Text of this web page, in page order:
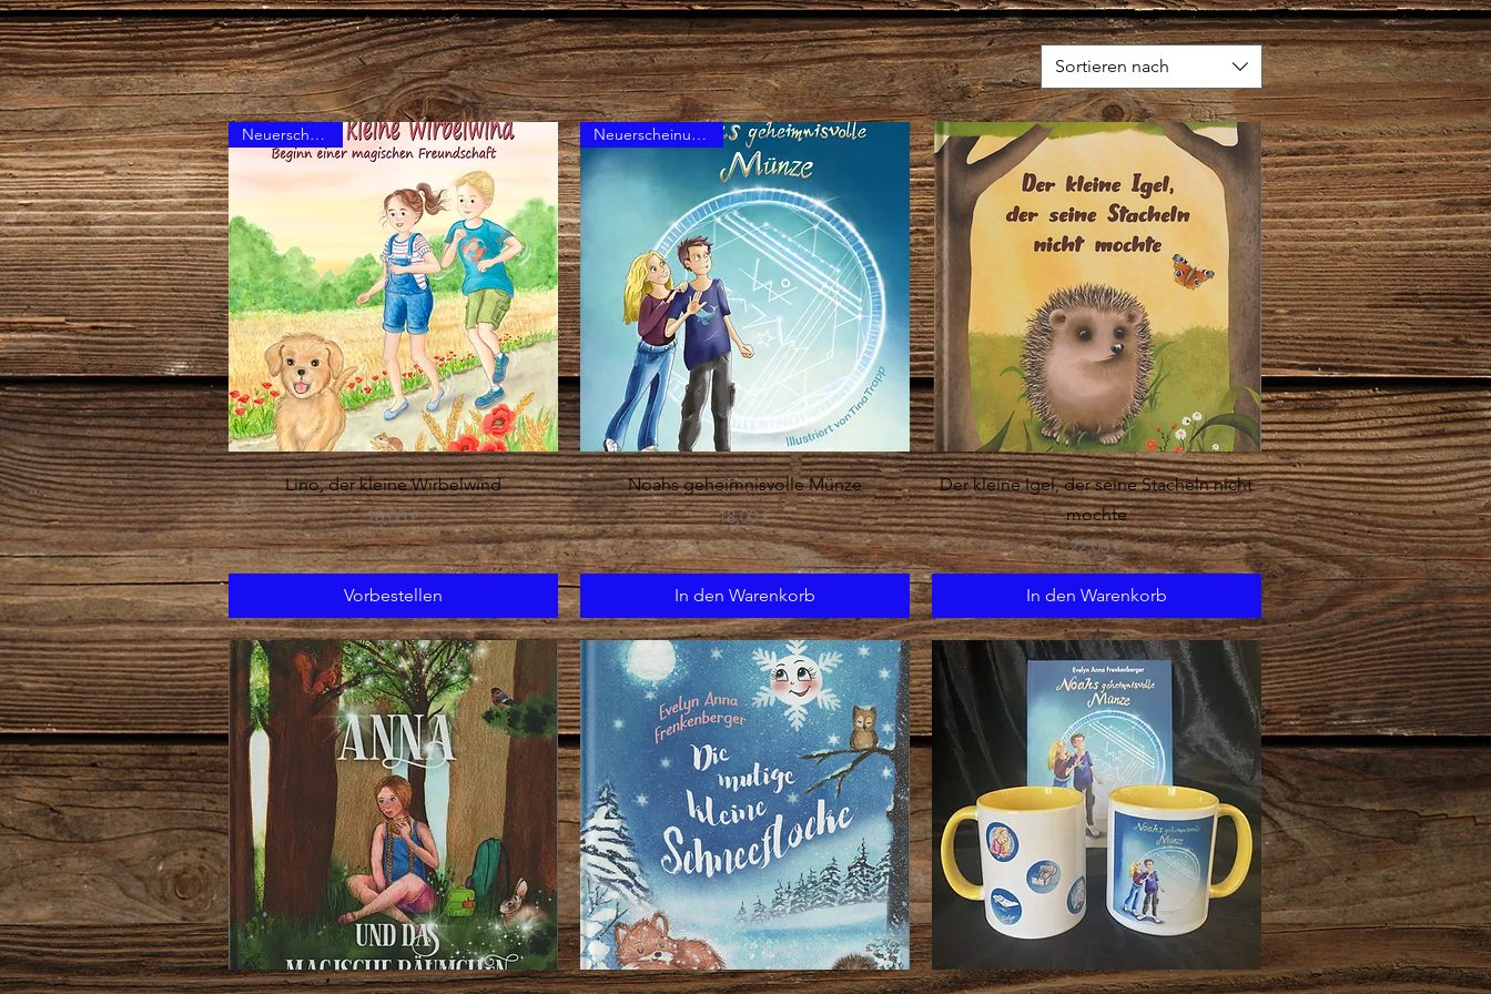
Sortieren nach
Schnellansicht
Neuerscheinung
Lino, der kleine Wirbelwind
Preis
18,00 €
Vorbestellen
Schnellansicht
Neuerscheinung 2025
Noahs geheimnisvolle Münze
Preis
18,00 €
In den Warenkorb
Schnellansicht
Der kleine Igel, der seine Stacheln nicht
mochte
Preis
22,00 €
In den Warenkorb